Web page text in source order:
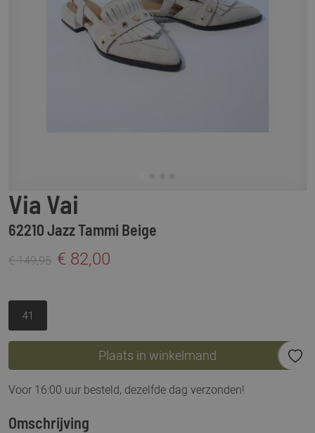
Via Vai
62210 Jazz Tammi Beige
€ 149,95 € 82,00
41
Plaats in winkelmand
Voor 16:00 uur besteld, dezelfde dag verzonden!
Omschrijving